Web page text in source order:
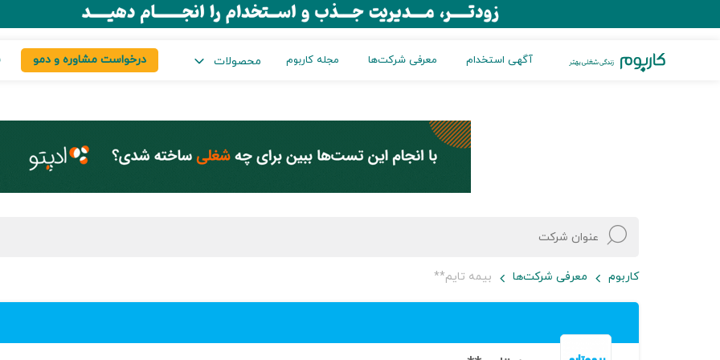
آگهی استخدام معرفی شرکت‌ها مجله کاربوم محصولات درخواست مشاوره و دمو
کاربوم معرفی شرکت‌ها بیمه تایم**